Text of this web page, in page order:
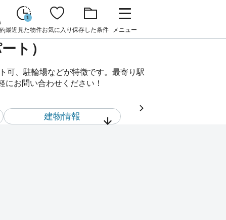
1
最近見た物件お気に入り 保存した条件 メニュー
ト）
可、駐輪場などが特徴です。最寄り駅
お問い合わせください！
建物情報